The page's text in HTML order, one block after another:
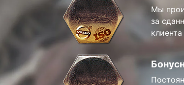
Мы
за